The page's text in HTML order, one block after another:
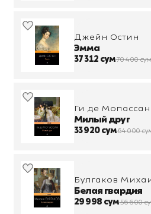
Джейн Остин
Эмма
37 312 сум70 400 сум
Ги де Мопассан
Милый друг
33 920 сум64 000
Булгаков
Белая гвардия
29 998 сум56 600